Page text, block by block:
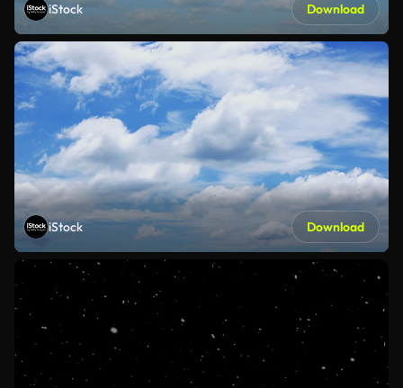
iStock Download
iStock Download